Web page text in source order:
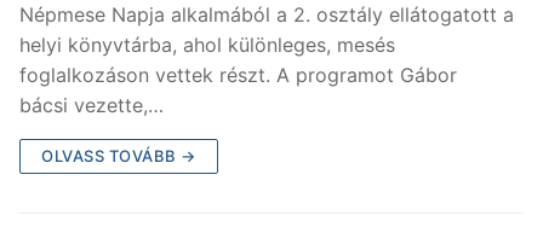
Népmese Napja alkalmából a 2. osztály ellátogatott a
helyi könyvtárba, ahol különleges, mesés
foglalkozáson vettek részt. A programot Gábor
bácsi vezette,…
OLVASS TOVÁBB →